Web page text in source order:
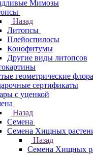
Мимозы
Назад
Литопсы
Плейоспилосы
Конофитумы
Другие виды литопсов
геометрические
сертификаты
с уценкой
Назад
Семена
Семена Хищных
Назад
Семена Хищных